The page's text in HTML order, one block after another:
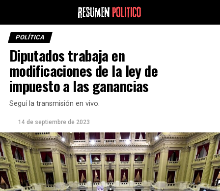
POLÍTICA
Diputados trabaja en
modificaciones de la ley de
impuesto a las ganancias
Seguí la transmisión en vivo.
14 de septiembre de 2023